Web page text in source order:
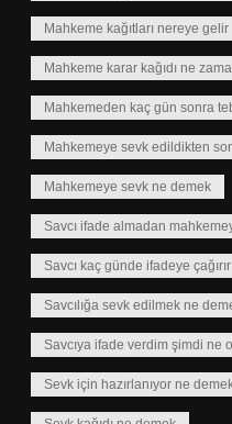
Mahkeme kağıtları nereye gelir
Mahkeme karar kağıdı ne
Mahkemeden kaç gün sonra
Mahkemeye sevk edildikten
Mahkemeye sevk ne demek
Savcı ifade almadan
Savcı kaç günde ifadeye çağırır
Savcılığa sevk edilmek ne
Savcıya ifade verdim şimdi ne
Sevk için hazırlanıyor ne